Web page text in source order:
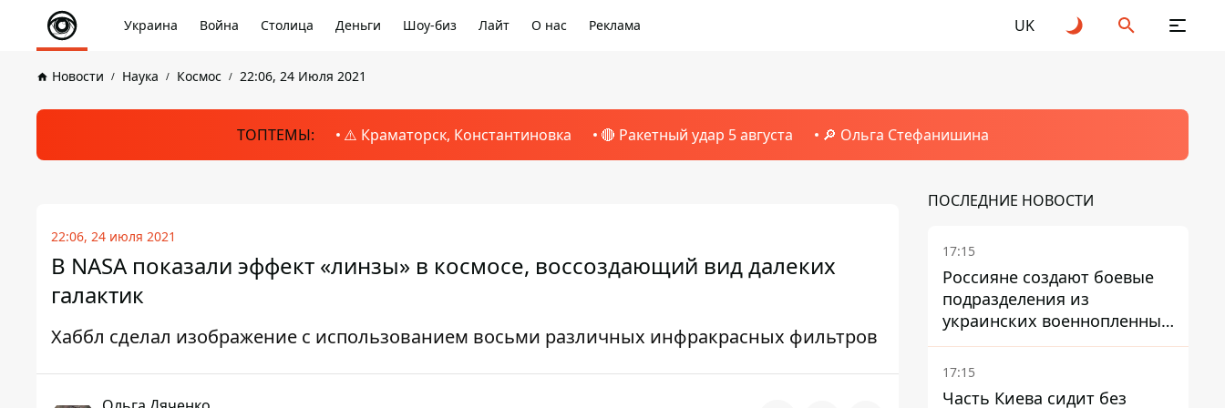
Украина Война Столица Деньги Шоу-биз Лайт О нас Реклама UK
Новости Наука Космос 22:06, 24 Июля 2021
ТОПТЕМЫ: ⚠️ Краматорск, Константиновка 🔴 Ракетный удар 5 августа 🔎 Ольга Стефанишина
22:06, 24 июля 2021
В NASA показали эффект «линзы» в космосе, воссоздающий вид далеких
галактик
Хаббл сделал изображение с использованием восьми различных инфракрасных фильтров
ПОСЛЕДНИЕ НОВОСТИ
17:15
Россияне создают боевые
подразделения из
украинских военнопленных
- ISW
17:15
Часть Киева сидит без